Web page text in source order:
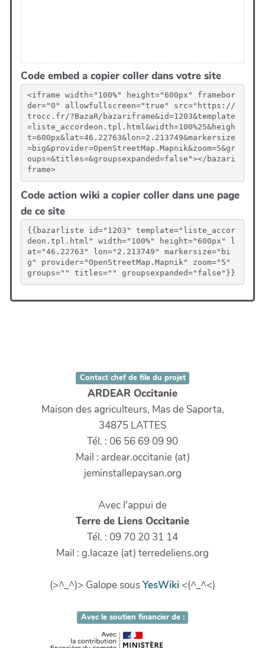
Code embed a copier coller dans votre site
<iframe width="100%" height="600px" framebor
der="0" allowfullscreen="true" src="https://
trocc.fr/?BazaR/bazariframe&id=1203&template
=liste_accordeon.tpl.html&width=100%25&heigh
t=600px&lat=46.22763&lon=2.213749&markersize
=big&provider=OpenStreetMap.Mapnik&zoom=5&gr
oups=&titles=&groupsexpanded=false"></bazari
frame>
Code action wiki a copier coller dans une page
de ce site
{{bazarliste id="1203" template="liste_accor
deon.tpl.html" width="100%" height="600px" l
at="46.22763" lon="2.213749" markersize="bi
g" provider="OpenStreetMap.Mapnik" zoom="5"
groups="" titles="" groupsexpanded="false"}}
Contact chef de file du projet
ARDEAR Occitanie
Maison des agriculteurs, Mas de Saporta,
34875 LATTES
Tél. : 06 56 69 09 90
Mail : ardear.occitanie (at)
jeminstallepaysan.org
Avec l'appui de
Terre de Liens Occitanie
Tél. : 09 70 20 31 14
Mail : g.lacaze (at) terredeliens.org
(>^_^)> Galope sousYesWiki <(^_^<)
Avec le soutien financier de :